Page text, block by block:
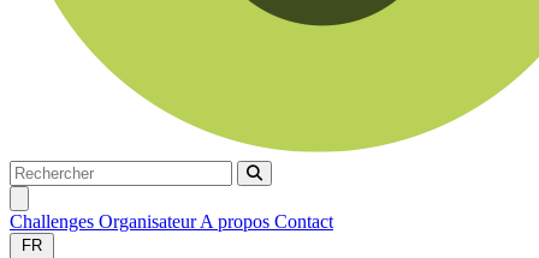
Rechercher
Rechercher
Challenges OrganisateurA propos Contact
FR